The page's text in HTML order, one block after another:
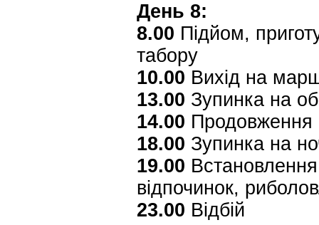
День 8:
8.00 Підйом,
табору
10.00 Вихід на
13.00 Зупинка на
14.00 Продовження
18.00 Зупинка на
19.00
відпочинок,
23.00 Відбій